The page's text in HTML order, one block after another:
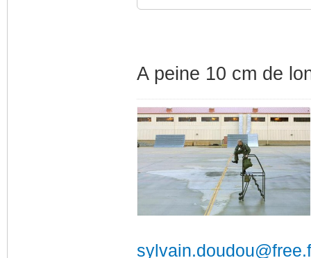
A peine 10 cm de